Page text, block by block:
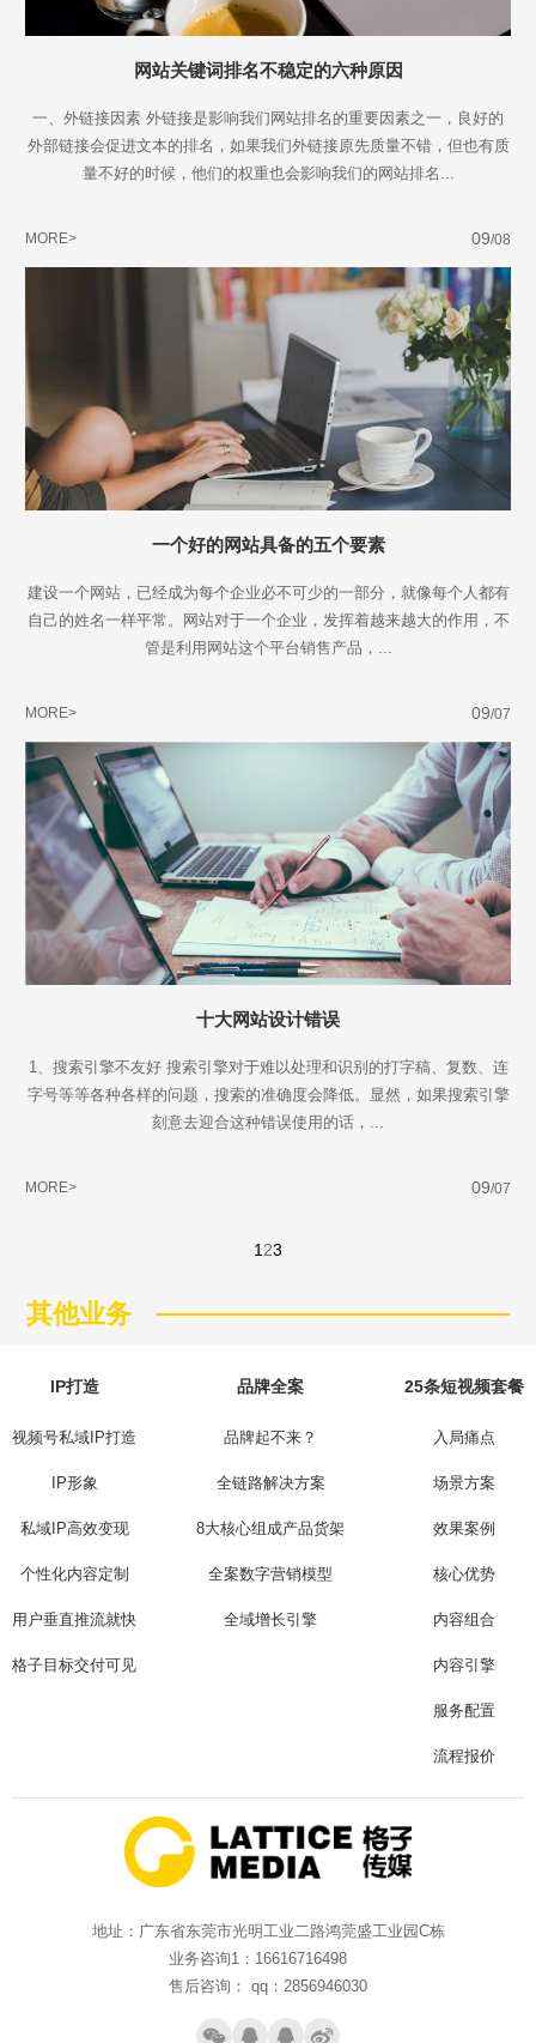
网站关键词排名不稳定的六种原因
一、外链接因素 外链接是影响我们网站排名的重要因素之一，良好的
外部链接会促进文本的排名，如果我们外链接原先质量不错，但也有质
量不好的时候，他们的权重也会影响我们的网站排名...
MORE> 09/08
一个好的网站具备的五个要素
建设一个网站，已经成为每个企业必不可少的一部分，就像每个人都有
自己的姓名一样平常。网站对于一个企业，发挥着越来越大的作用，不
管是利用网站这个平台销售产品，...
MORE> 09/07
十大网站设计错误
1、搜索引擎不友好 搜索引擎对于难以处理和识别的打字稿、复数、连
字号等等各种各样的问题，搜索的准确度会降低。显然，如果搜索引擎
刻意去迎合这种错误使用的话，...
MORE> 09/07
1 23
其他业务
IP打造
视频号私域IP打造
IP形象
私域IP高效变现
个性化内容定制
用户垂直推流就快
格子目标交付可见
品牌全案
品牌起不来？
全链路解决方案
8大核心组成产品货架
全案数字营销模型
全域增长引擎
25条短视频套餐
入局痛点
场景方案
效果案例
核心优势
内容组合
内容引擎
服务配置
流程报价
地址：广东省东莞市光明工业二路鸿莞盛工业园C栋
业务咨询1：16616716498
售后咨询： qq：2856946030